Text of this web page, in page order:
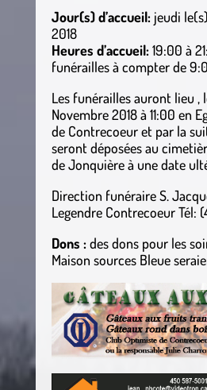
Jour(s) d’accueil:jeudi
2018
Heures d’accueil:19:00 à
funérailles à compter de
Les funérailles auront lieu ,
Novembre 2018 à 11:00 en
de Contrecoeur et par la
seront déposées au
de Jonquière à une date
Direction funéraire S.
Legendre Contrecoeur Tél:
Dons :des dons pour les
Maison sources Bleue